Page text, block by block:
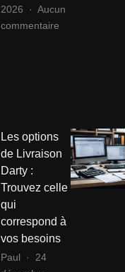
de
Titanic
2026
Aucun
commentairesur
vos
chaussures
favorites
disent
vous
Les options
de Livraison
Darty :
Trouvez celle
qui
correspond à
vos besoins
Paul
24